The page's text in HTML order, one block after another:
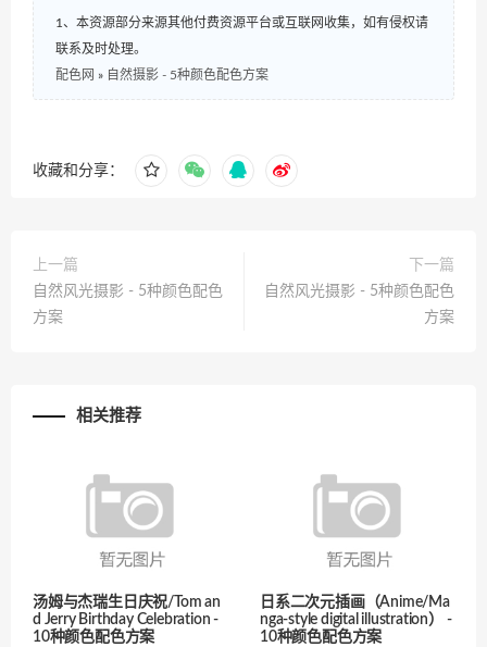
1、本资源部分来源其他付费资源平台或互联网收集，如有侵权请
联系及时处理。
配色网 » 自然摄影 - 5种颜色配色方案
收藏和分享：
上一篇
自然风光摄影 - 5种颜色配色
方案
下一篇
自然风光摄影 - 5种颜色配色
方案
相关推荐
汤姆与杰瑞生日庆祝/Tom an
d Jerry Birthday Celebration -
10种颜色配色方案
日系二次元插画（Anime/Ma
nga-style digital illustration） -
10种颜色配色方案